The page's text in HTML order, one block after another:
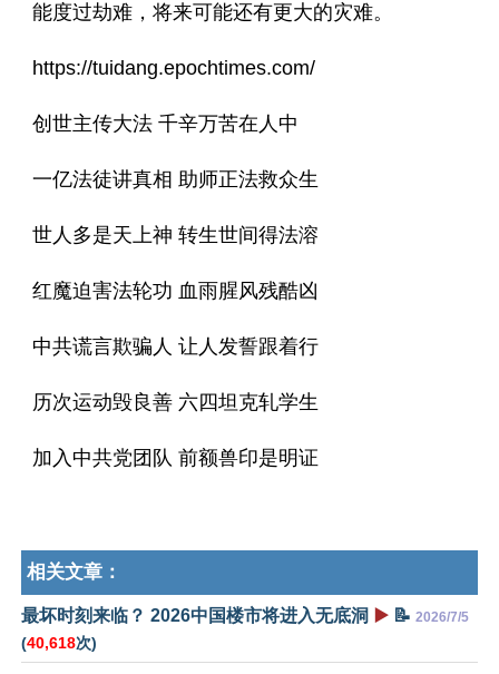
能度过劫难，将来可能还有更大的灾难。
https://tuidang.epochtimes.com/
创世主传大法 千辛万苦在人中
一亿法徒讲真相 助师正法救众生
世人多是天上神 转生世间得法溶
红魔迫害法轮功 血雨腥风残酷凶
中共谎言欺骗人 让人发誓跟着行
历次运动毁良善 六四坦克轧学生
加入中共党团队 前额兽印是明证
相关文章：
最坏时刻来临？ 2026中国楼市将进入无底洞 ▶️ 📝 2026/7/5
(40,618次)